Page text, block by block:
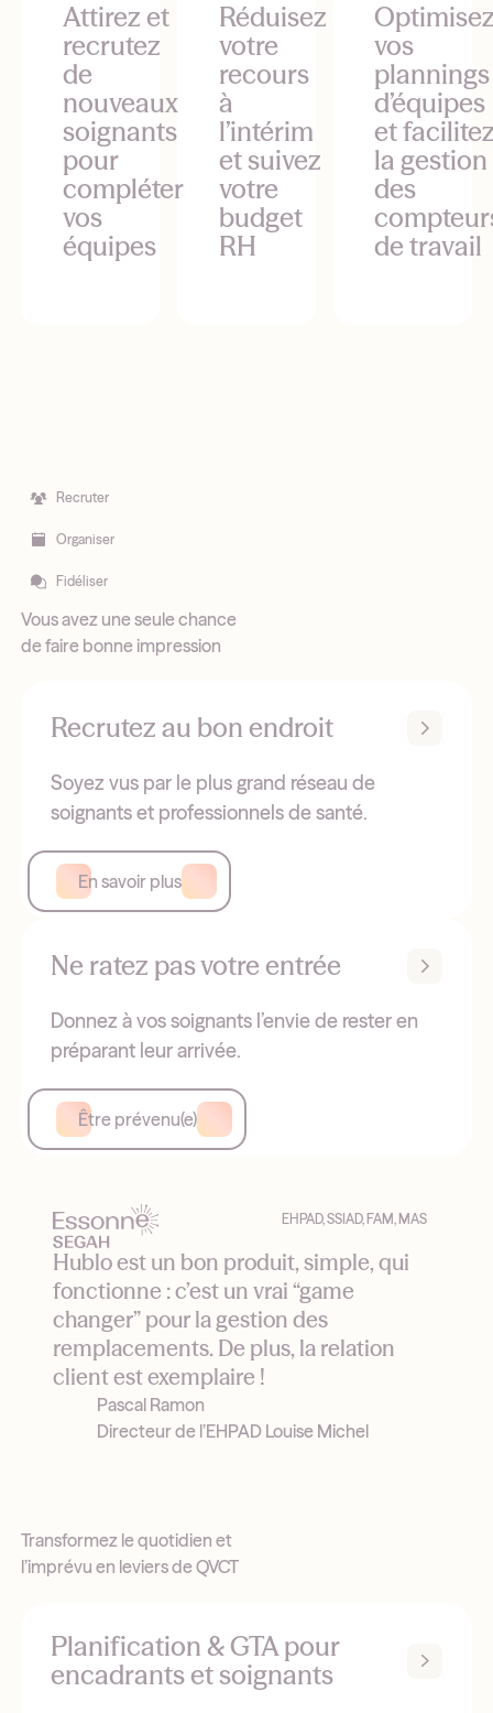
Attirez et
recrutez
de
nouveaux
soignants
pour
compléter
vos
équipes
Réduisez
votre
recours
à
l’intérim
et suivez
votre
budget
RH
vos
plannings
d’équipes
et
la gestion
des
de travail
Recruter
Organiser
Fidéliser
Vous avez une seule chance
de faire bonne impression
Recrutez au bon endroit
Soyez vus par le plus grand réseau de
soignants et professionnels de santé.
En savoir plus
Ne ratez pas votre entrée
Donnez à vos soignants l’envie de rester en
préparant leur arrivée.
Être prévenu(e)
EHPAD, SSIAD, FAM, MAS
Hublo est un bon produit, simple, qui
fonctionne : c’est un vrai “game
changer” pour la gestion des
remplacements. De plus, la relation
client est exemplaire !
Pascal Ramon
Directeur de l’EHPAD Louise Michel
Transformez le quotidien et
l’imprévu en leviers de QVCT
Planification & GTA pour
encadrants et soignants